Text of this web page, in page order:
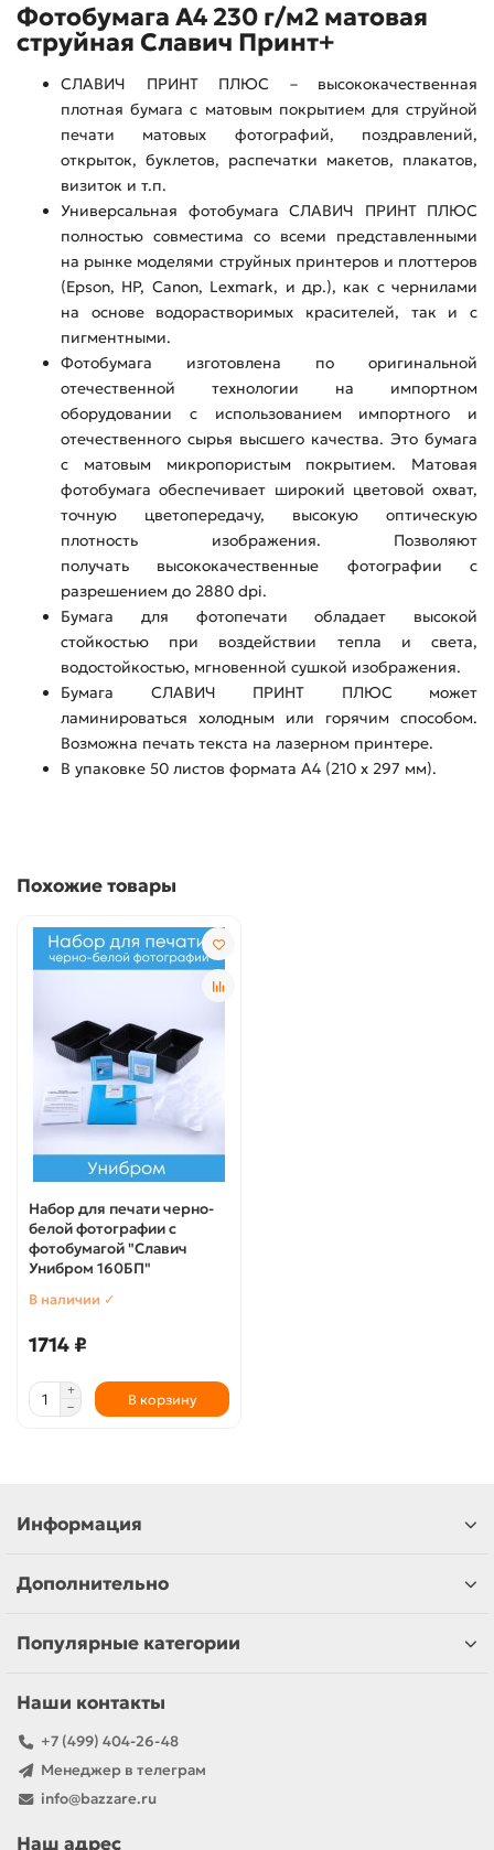
Фотобумага А4 230 г/м2 матовая
струйная Славич Принт+
СЛАВИЧ ПРИНТ ПЛЮС – высококачественная
плотная бумага с матовым покрытием для струйной
печати матовых фотографий, поздравлений,
открыток, буклетов, распечатки макетов, плакатов,
визиток и т.п.
Универсальная фотобумага СЛАВИЧ ПРИНТ ПЛЮС
полностью совместима со всеми представленными
на рынке моделями струйных принтеров и плоттеров
(Epson, HP, Canon, Lexmark, и др.), как с чернилами
на основе водорастворимых красителей, так и с
пигментными.
Фотобумага изготовлена по оригинальной
отечественной технологии на импортном
оборудовании с использованием импортного и
отечественного сырья высшего качества. Это бумага
с матовым микропористым покрытием. Матовая
фотобумага обеспечивает широкий цветовой охват,
точную цветопередачу, высокую оптическую
плотность изображения. Позволяют
получать высококачественные фотографии с
разрешением до 2880 dpi.
Бумага для фотопечати обладает высокой
стойкостью при воздействии тепла и света,
водостойкостью, мгновенной сушкой изображения.
Бумага СЛАВИЧ ПРИНТ ПЛЮС может
ламинироваться холодным или горячим способом.
Возможна печать текста на лазерном принтере.
В упаковке 50 листов формата А4 (210 х 297 мм).
Похожие товары
Набор для печати черно-
белой фотографии с
фотобумагой "Славич
Унибром 160БП"
В наличии ✓
1714 ₽
В корзину
Информация
Дополнительно
Популярные категории
Наши контакты
+7 (499) 404-26-48
Менеджер в телеграм
info@bazzare.ru
Наш адрес